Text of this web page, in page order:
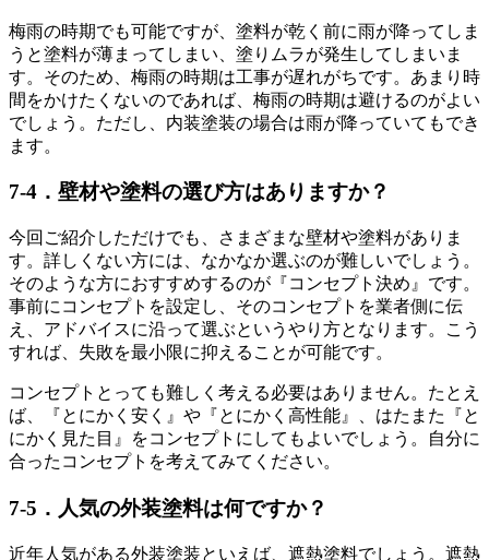
梅雨の時期でも可能ですが、塗料が乾く前に雨が降ってしま
うと塗料が薄まってしまい、塗りムラが発生してしまいま
す。そのため、梅雨の時期は工事が遅れがちです。あまり時
間をかけたくないのであれば、梅雨の時期は避けるのがよい
でしょう。ただし、内装塗装の場合は雨が降っていてもでき
ます。
7-4．壁材や塗料の選び方はありますか？
今回ご紹介しただけでも、さまざまな壁材や塗料がありま
す。詳しくない方には、なかなか選ぶのが難しいでしょう。
そのような方におすすめするのが『コンセプト決め』です。
事前にコンセプトを設定し、そのコンセプトを業者側に伝
え、アドバイスに沿って選ぶというやり方となります。こう
すれば、失敗を最小限に抑えることが可能です。
コンセプトとっても難しく考える必要はありません。たとえ
ば、『とにかく安く』や『とにかく高性能』、はたまた『と
にかく見た目』をコンセプトにしてもよいでしょう。自分に
合ったコンセプトを考えてみてください。
7-5．人気の外装塗料は何ですか？
近年人気がある外装塗装といえば、遮熱塗料でしょう。遮熱